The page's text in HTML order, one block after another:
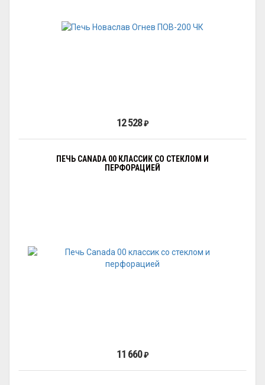
12 528₽
ПЕЧЬ CANADA 00 КЛАССИК СО СТЕКЛОМ И
ПЕРФОРАЦИЕЙ
11 660₽